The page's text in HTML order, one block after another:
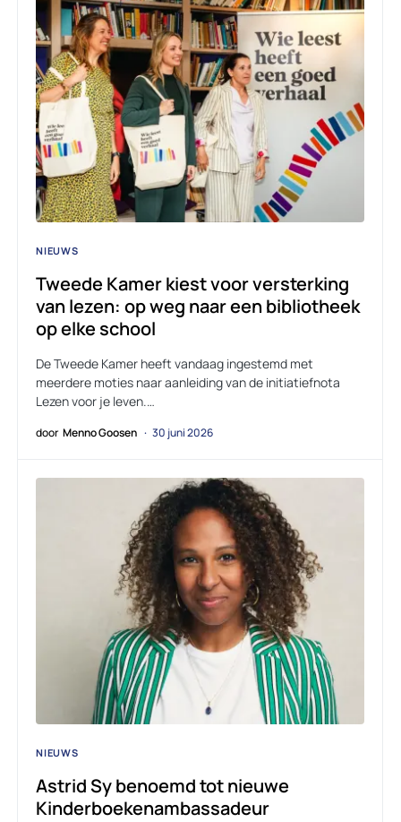
NIEUWS
Tweede Kamer kiest voor versterking
van lezen: op weg naar een bibliotheek
op elke school
De Tweede Kamer heeft vandaag ingestemd met
meerdere moties naar aanleiding van de initiatiefnota
Lezen voor je leven.…
door Menno Goosen 30 juni 2026
NIEUWS
Astrid Sy benoemd tot nieuwe
Kinderboekenambassadeur